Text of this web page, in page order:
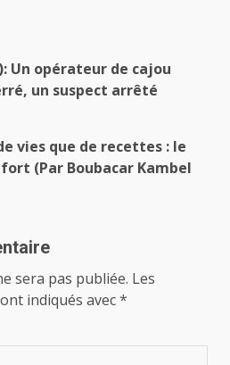
Un opérateur de cajou
un suspect arrêté
vies que de recettes : le
(Par Boubacar Kambel
sera pas publiée. Les
indiqués avec*